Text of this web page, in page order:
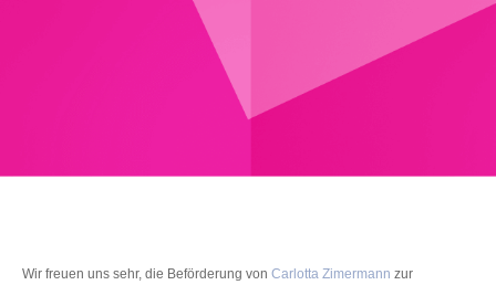
Wir freuen uns sehr, die Beförderung von Carlotta Zimermann zur